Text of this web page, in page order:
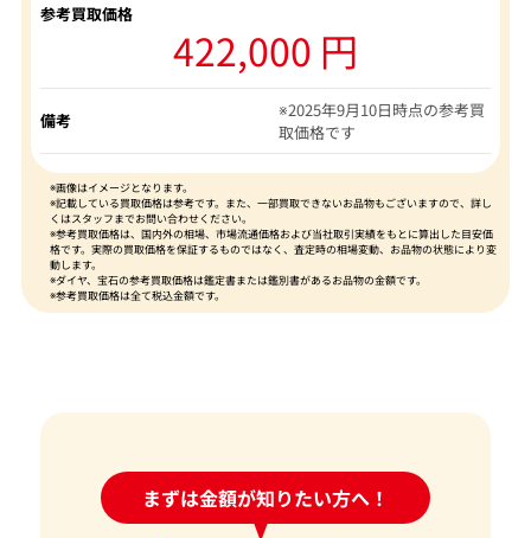
参考買取価格
422,000 円
備考
※2025年9月10日時点の参考買
取価格です
※画像はイメージとなります。
※記載している買取価格は参考です。また、一部買取できないお品物もございますので、詳し
くはスタッフまでお問い合わせください。
※参考買取価格は、国内外の相場、市場流通価格および当社取引実績をもとに算出した目安価
格です。実際の買取価格を保証するものではなく、査定時の相場変動、お品物の状態により変
動します。
※ダイヤ、宝石の参考買取価格は鑑定書または鑑別書があるお品物の金額です。
※参考買取価格は全て税込金額です。
まずは金額が知りたい方へ！
24時間受付中!問い合わせフォーム